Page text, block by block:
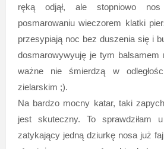
ręką odjął, ale stopniowo
posmarowaniu wieczorem klatki
przesypiają noc bez duszenia się i
dosmarowywyuję je tym
ważne nie śmierdzą w
zielarskim ;).
Na bardzo mocny katar, taki
jest skuteczny. To
zatykający jedną dziurkę nosa już